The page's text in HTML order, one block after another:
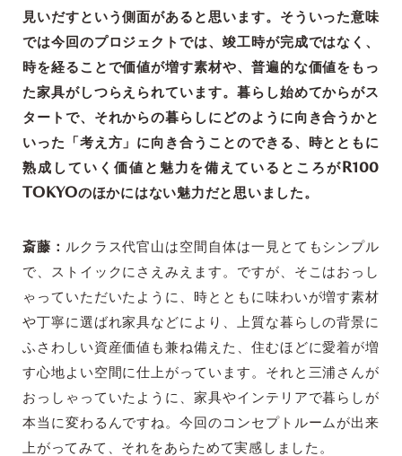
見いだすという側面があると思います。そういった意味
では今回のプロジェクトでは、竣工時が完成ではなく、
時を経ることで価値が増す素材や、普遍的な価値をもっ
た家具がしつらえられています。暮らし始めてからがス
タートで、それからの暮らしにどのように向き合うかと
いった「考え方」に向き合うことのできる、時とともに
熟成していく価値と魅力を備えているところがR100
TOKYOのほかにはない魅力だと思いました。
斎藤： ルクラス代官山は空間自体は一見とてもシンプル
で、ストイックにさえみえます。ですが、そこはおっし
ゃっていただいたように、時とともに味わいが増す素材
や丁寧に選ばれ家具などにより、上質な暮らしの背景に
ふさわしい資産価値も兼ね備えた、住むほどに愛着が増
す心地よい空間に仕上がっています。それと三浦さんが
おっしゃっていたように、家具やインテリアで暮らしが
本当に変わるんですね。今回のコンセプトルームが出来
上がってみて、それをあらためて実感しました。